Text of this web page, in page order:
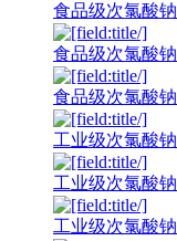
食品级次氯酸钠
食品级次氯酸钠
食品级次氯酸钠
工业级次氯酸钠
工业级次氯酸钠
工业级次氯酸钠